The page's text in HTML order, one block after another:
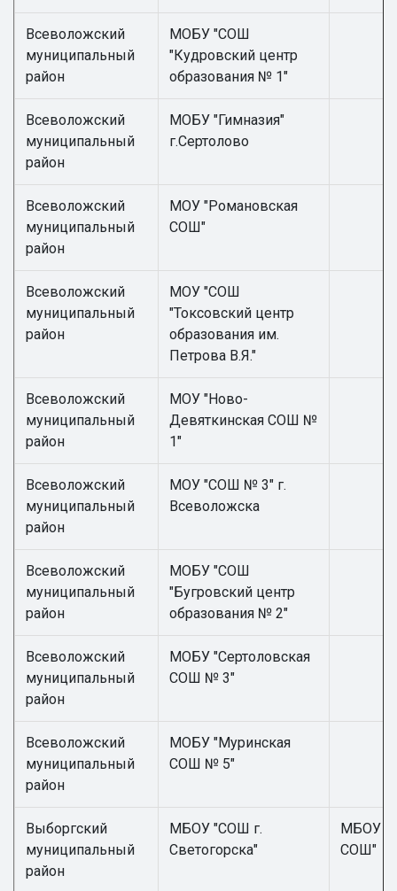
Всеволожский
муниципальный
район
МОБУ "СОШ
"Кудровский центр
образования № 1"
Всеволожский
муниципальный
район
МОБУ "Гимназия"
г.Сертолово
Всеволожский
муниципальный
район
МОУ "Романовская
СОШ"
Всеволожский
муниципальный
район
МОУ "СОШ
"Токсовский центр
образования им.
Петрова В.Я."
Всеволожский
муниципальный
район
МОУ "Ново-
Девяткинская СОШ №
1"
Всеволожский
муниципальный
район
МОУ "СОШ № 3" г.
Всеволожска
Всеволожский
муниципальный
район
МОБУ "СОШ
"Бугровский центр
образования № 2"
Всеволожский
муниципальный
район
МОБУ "Сертоловская
СОШ № 3"
Всеволожский
муниципальный
район
МОБУ "Муринская
СОШ № 5"
Выборгский
муниципальный
район
МБОУ "СОШ г.
Светогорска"
МБОУ
СОШ"